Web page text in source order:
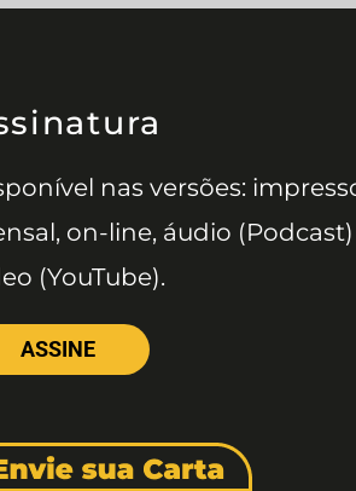
nas versões:
on-line, áudio
(YouTube).
ASSINE